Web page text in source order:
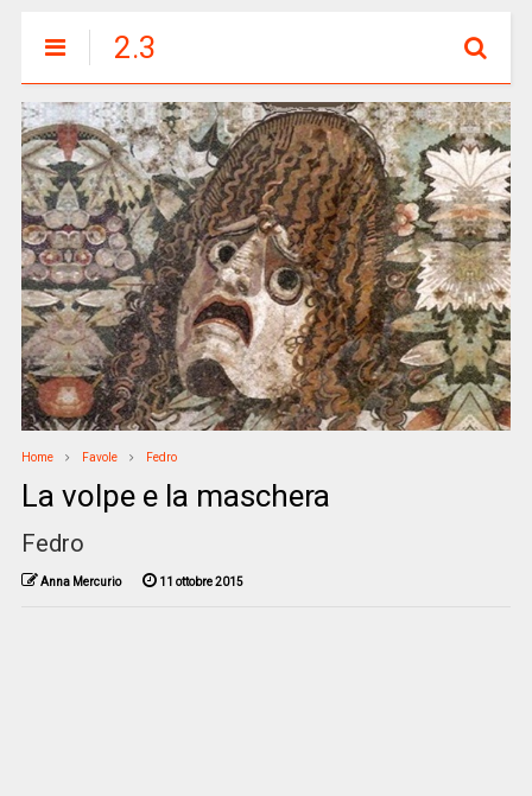
2.3
Home Favole Fedro
La volpe e la maschera
Fedro
Anna Mercurio 11 ottobre 2015